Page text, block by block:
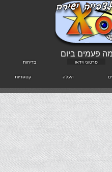
פעמים ביום
סרטוני וידאו בדיחות
העלה קטגוריות